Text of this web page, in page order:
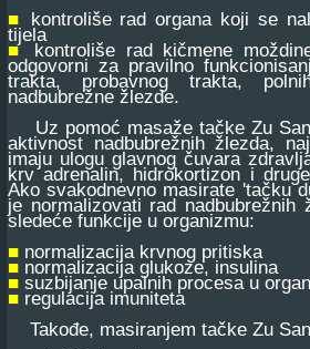
■ kontroliše rad organa koji se
tijela
■ kontroliše rad kičmene
odgovorni za pravilno
trakta, probavnog trakta,
nadbubrežne žlezde.
Uz pomoć masaže tačke Zu
aktivnost nadbubrežnih žlezda,
imaju ulogu glavnog čuvara
krv adrenalin, hidrokortizon i
Ako svakodnevno masirate 'tačku
je normalizovati rad nadbubrežnih
sledeće funkcije u organizmu:
■ normalizacija krvnog pritiska
■ normalizacija glukoze, insulina
■ suzbijanje upalnih procesa u
■ regulacija imuniteta
Takođe, masiranjem tačke Zu